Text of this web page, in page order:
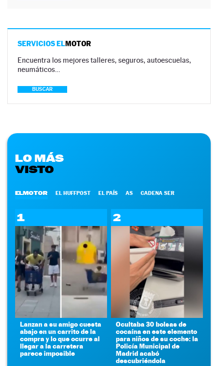
SERVICIOS ELMOTOR
Encuentra los mejores talleres, seguros, autoescuelas,
neumáticos…
BUSCAR
LO MÁS
VISTO
ELMOTOR EL HUFFPOST EL PAÍS AS CADENA SER
1
Lanzan a su amigo cuesta
abajo en un carrito de la
compra y lo que ocurre al
llegar a la carretera
parece imposible
2
Ocultaba 30 bolsas de
cocaína en este elemento
para niños de su coche: la
Policía Municipal de
Madrid acabó
descubriéndola